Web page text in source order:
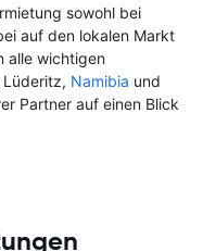
sowohl bei
auf den lokalen Markt
alle wichtigen
Namibia und
Partner auf einen Blick